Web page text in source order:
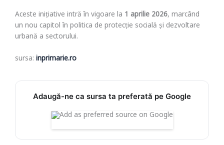
Aceste inițiative intră în vigoare la 1 aprilie 2026, marcând
un nou capitol în politica de protecție socială și dezvoltare
urbană a sectorului.
sursa: inprimarie.ro
Adaugă-ne ca sursa ta preferată pe Google